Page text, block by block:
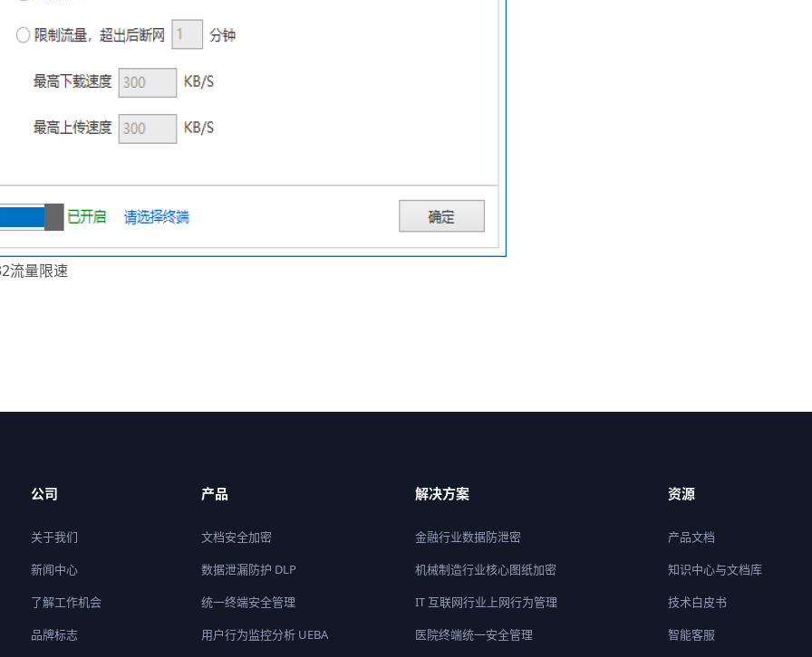
流量限速
公司
关于我们
新闻中心
了解工作机会
品牌标志
产品
文档安全加密
数据泄漏防护 DLP
统一终端安全管理
用户行为监控分析 UEBA
解决方案
金融行业数据防泄密
机械制造行业核心图纸加密
IT 互联网行业上网行为管理
医院终端统一安全管理
资源
产品文档
知识中心与文档库
技术白皮书
智能客服